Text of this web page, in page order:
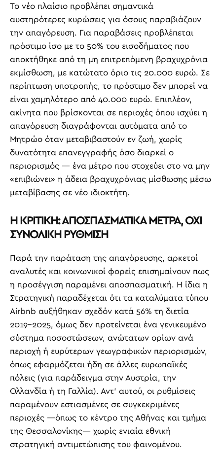
Το νέο πλαίσιο προβλέπει σημαντικά
αυστηρότερες κυρώσεις για όσους παραβιάζουν
την απαγόρευση. Για παραβάσεις προβλέπεται
πρόστιμο ίσο με το 50% του εισοδήματος που
αποκτήθηκε από τη μη επιτρεπόμενη βραχυχρόνια
εκμίσθωση, με κατώτατο όριο τις 20.000 ευρώ. Σε
περίπτωση υποτροπής, το πρόστιμο δεν μπορεί να
είναι χαμηλότερο από 40.000 ευρώ. Επιπλέον,
ακίνητα που βρίσκονται σε περιοχές όπου ισχύει η
απαγόρευση διαγράφονται αυτόματα από το
Μητρώο όταν μεταβιβαστούν εν ζωή, χωρίς
δυνατότητα επανεγγραφής όσο διαρκεί ο
περιορισμός — ένα μέτρο που στοχεύει στο να μην
«επιβιώνει» η άδεια βραχυχρόνιας μίσθωσης μέσω
μεταβίβασης σε νέο ιδιοκτήτη.
Η ΚΡΙΤΙΚΗ: ΑΠΟΣΠΑΣΜΑΤΙΚΑ ΜΕΤΡΑ, ΟΧΙ
ΣΥΝΟΛΙΚΗ ΡΥΘΜΙΣΗ
Παρά την παράταση της απαγόρευσης, αρκετοί
αναλυτές και κοινωνικοί φορείς επισημαίνουν πως
η προσέγγιση παραμένει αποσπασματική. Η ίδια η
Στρατηγική παραδέχεται ότι τα καταλύματα τύπου
Airbnb αυξήθηκαν σχεδόν κατά 56% τη διετία
2019-2025, όμως δεν προτείνεται ένα γενικευμένο
σύστημα ποσοστώσεων, ανώτατων ορίων ανά
περιοχή ή ευρύτερων γεωγραφικών περιορισμών,
όπως εφαρμόζεται ήδη σε άλλες ευρωπαϊκές
πόλεις (για παράδειγμα στην Αυστρία, την
Ολλανδία ή τη Γαλλία). Αντ’ αυτού, οι ρυθμίσεις
παραμένουν εστιασμένες σε συγκεκριμένες
περιοχές —όπως το κέντρο της Αθήνας και τμήμα
της Θεσσαλονίκης— χωρίς ενιαία εθνική
στρατηγική αντιμετώπισης του φαινομένου.